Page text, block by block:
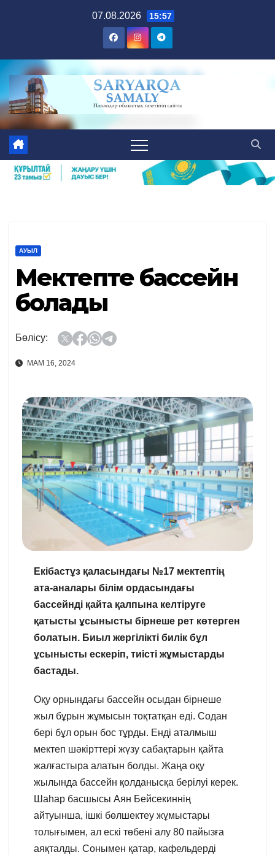
07.08.2026 15:57
АУЫЛ
Мектепте бассейн
болады
Бөлісу:
МАМ 16, 2024
Екібастұз қаласындағы №17 мектептің
ата-аналары білім ордасындағы
бассейнді қайта қалпына келтіруге
қатысты ұсынысты бірнеше рет көтерген
болатын. Биыл жергілікті билік бұл
ұсынысты ескеріп, тиісті жұмыстарды
бастады.
Оқу орнындағы бассейн осыдан бірнеше
жыл бұрын жұмысын тоқтатқан еді. Содан
бері бұл орын бос тұрды. Енді аталмыш
мектеп шәкірттері жүзу сабақтарын қайта
жалғастыра алатын болды. Жаңа оқу
жылында бассейн қолданысқа берілуі керек.
Шаһар басшысы Аян Бейсекиннің
айтуынша, ішкі бөлшектеу жұмыстары
толығымен, ал ескі төбені алу 80 пайызға
аяқталды. Сонымен қатар, кафельдерді